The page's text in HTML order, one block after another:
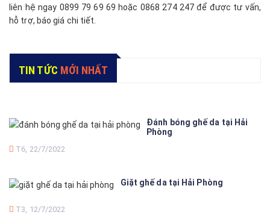
liên hệ ngay 0899 79 69 69 hoặc 0868 274 247 để được tư vấn,
hỗ trợ, báo giá chi tiết.
TIN TỨC MỚI NHẤT
Đánh bóng ghế da tại Hải
Phòng
T6, 22/7/2022
Giặt ghế da tại Hải Phòng
T3, 12/7/2022